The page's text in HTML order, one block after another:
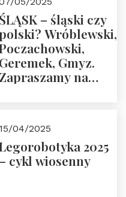
ŚLĄSK – śląski czy
Wróblewski,
Geremek, Gmyz.
Zapraszamy na
Trójmorza.
15/04/2025
2025
– cykl wiosenny